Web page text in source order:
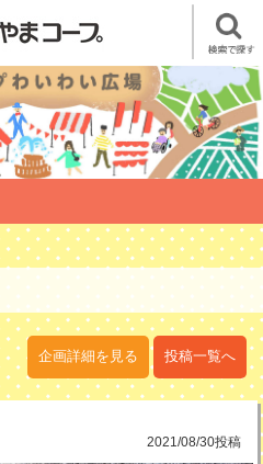
企画詳細を見る 投稿一覧へ
2021/08/30投稿